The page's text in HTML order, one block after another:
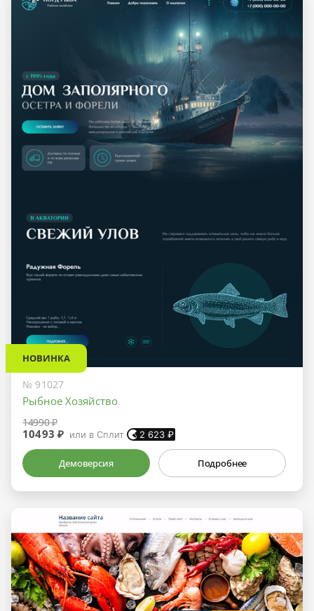
НОВИНКА
№ 91027
Рыбное Хозяйство
14990 ₽
10493 ₽ или в Сплит 2 623 ₽
Демоверсия Подробнее